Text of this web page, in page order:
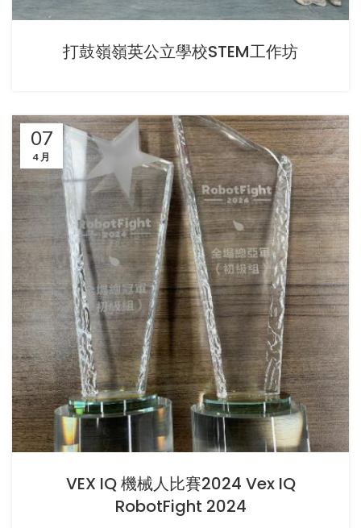
打鼓嶺嶺英公立學校STEM工作坊
07
4 月
VEX IQ 機械人比賽2024 Vex IQ
RobotFight 2024